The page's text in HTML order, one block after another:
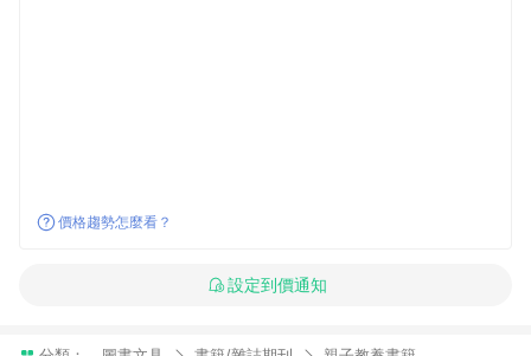
價格趨勢怎麼看？
設定到價通知